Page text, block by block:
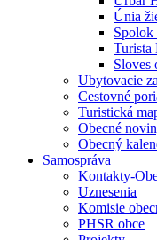
Únia
Spolok
Turista
Sloves
Ubytovacie
Cestovné
Turistická
Obecné
Obecný
Samospráva
Kontakty-
Uznesenia
Komisie
PHSR obce